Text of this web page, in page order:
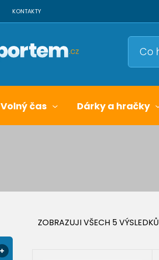
KONTAKTY
Volný čas Dárky a hračky
ZOBRAZUJI VŠECH 5 VÝSLEDKŮ